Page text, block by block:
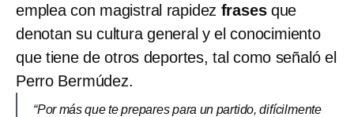
emplea con magistral rapidez frases que
denotan su cultura general y el conocimiento
que tiene de otros deportes, tal como señaló el
Perro Bermúdez.
“Por más que te prepares para un partido, difícilmente